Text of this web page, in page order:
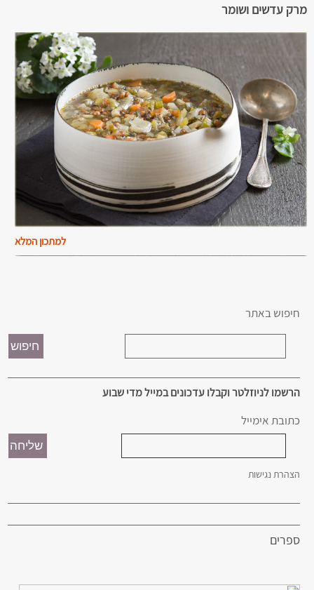
מרק עדשים ושומר
למתכון המלא
חיפוש באתר
הרשמו לניוזלטר וקבלו עדכונים במייל מדי שבוע
כתובת אימייל
הצהרת נגישות
ספרים